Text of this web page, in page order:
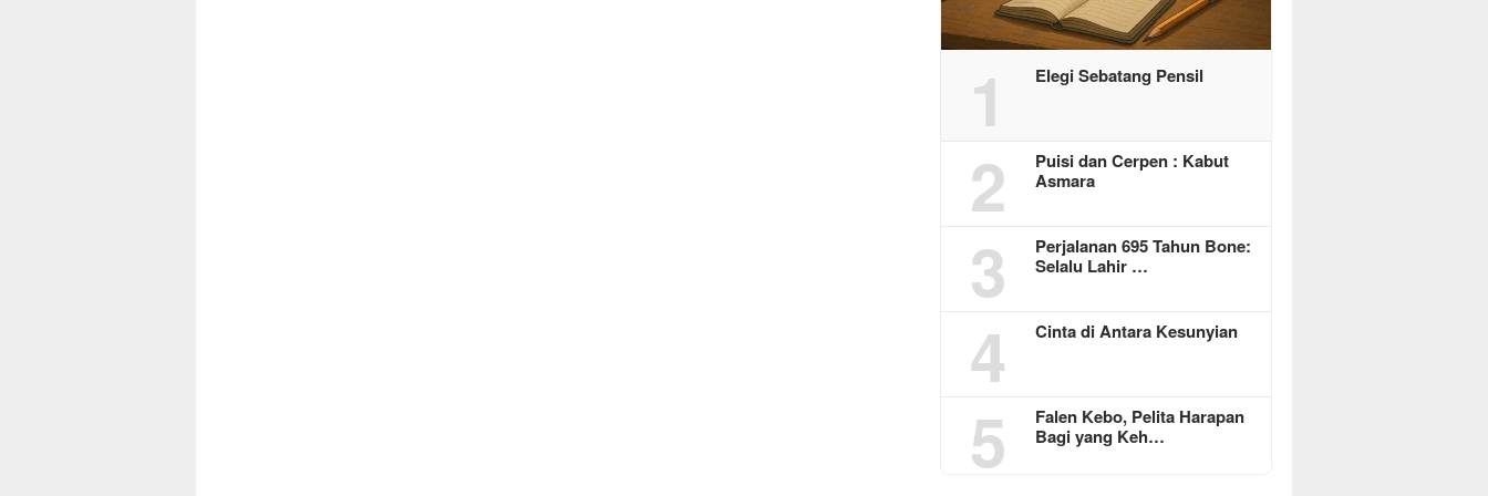
1 Elegi Sebatang Pensil
2
Puisi dan Cerpen : Kabut
Asmara
3
Perjalanan 695 Tahun Bone:
Selalu Lahir …
4 Cinta di Antara Kesunyian
5
Falen Kebo, Pelita Harapan
Bagi yang Keh…